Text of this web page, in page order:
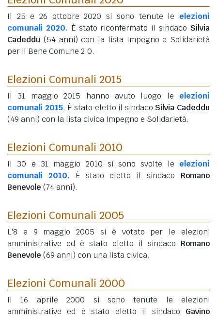
Il 25 e 26 ottobre 2020 si sono tenute le elezioni
comunali 2020. È stato riconfermato il sindaco Silvia
Cadeddu (54 anni) con la lista Impegno e Solidarietà
per il Bene Comune 2.0.
Elezioni Comunali 2015
Il 31 maggio 2015 hanno avuto luogo le elezioni
comunali 2015. È stato eletto il sindaco Silvia Cadeddu
(49 anni) con la lista civica Impegno e Solidarietà.
Elezioni Comunali 2010
Il 30 e 31 maggio 2010 si sono svolte le elezioni
comunali 2010. È stato eletto il sindaco Romano
Benevole (74 anni).
Elezioni Comunali 2005
L'8 e 9 maggio 2005 si è votato per le elezioni
amministrative ed è stato eletto il sindaco Romano
Benevole (69 anni) con una lista civica.
Elezioni Comunali 2000
Il 16 aprile 2000 si sono tenute le elezioni
amministrative ed è stato eletto il sindaco Gavino